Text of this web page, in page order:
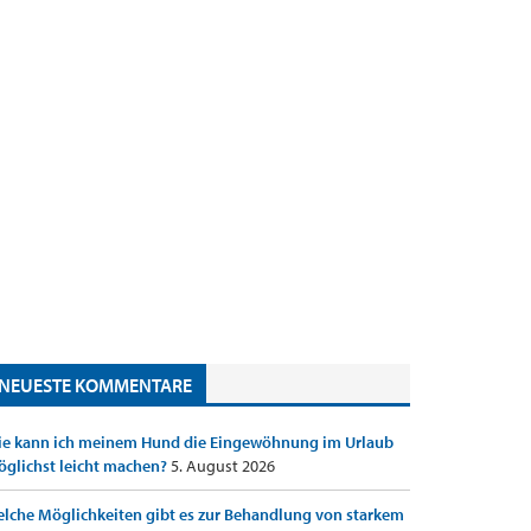
NEUESTE KOMMENTARE
kann ich meinem Hund die Eingewöhnung im Urlaub
leicht machen?5. August 2026
Möglichkeiten gibt es zur Behandlung von starkem